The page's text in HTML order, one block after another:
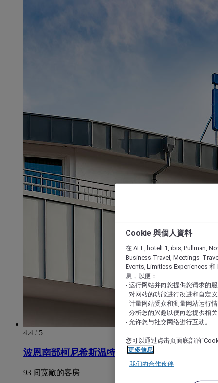
4.4 / 5
波恩南部柯尼希斯温特宜必思快捷酒店
93 间宽敞的客房
Cookie 與個人資料
在 ALL, hotelF1, ibis, Pullman,
Business Travel, Meetings,
Events, Limitless Experiences 和
息，以便：
- 运行网站并向您提供您请求的
- 对网站的功能进行改进和自定义
- 计量网站受众和测量网站运行
- 分析您的兴趣以便向您提供相
- 允许您与社交网络进行互动。
您可以通过点击页面底部的
更多信息
我们的合作伙伴